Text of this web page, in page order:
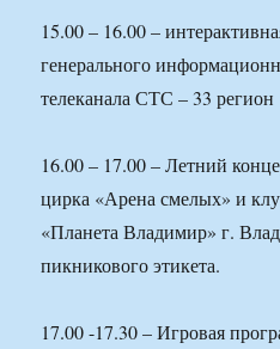
15.00 – 16.00 –
генерального
телеканала СТС – 33 регион
16.00 – 17.00 – Летний
цирка «Арена смелых» и
«Планета Владимир» г.
пикникового этикета.
17.00 -17.30 – Игровая